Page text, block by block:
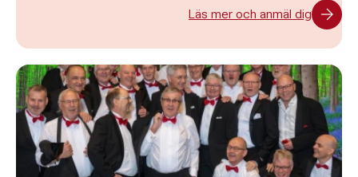
Läs mer och anmäl dig